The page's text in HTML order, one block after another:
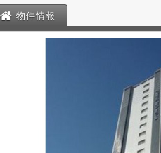
物件情報